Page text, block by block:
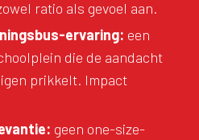
ratio als gevoel aan.
ervaring: een
die de aandacht
prikkelt. Impact
geen one-size-